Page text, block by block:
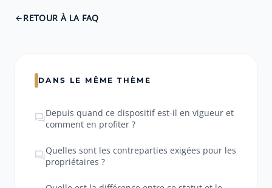
RETOUR À LA FAQ
DANS LE MÊME THÈME
Depuis quand ce dispositif est-il en vigueur et
comment en profiter ?
Quelles sont les contreparties exigées pour les
propriétaires ?